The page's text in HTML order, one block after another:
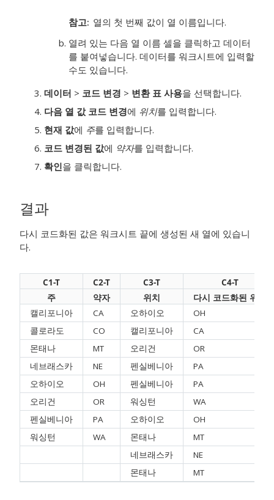
참고 열의 첫 번째 값이 열 이름입니다.
열려 있는 다음 열 이름 셀을 클릭하고 데이터
를 붙여넣습니다. 데이터를 워크시트에 입력할
수도 있습니다.
데이터 > 코드 변경 > 변환 표 사용을 선택합니다.
다음 열 값 코드 변경에 위치를 입력합니다.
현재 값에 주를 입력합니다.
코드 변경된 값에 약자를 입력합니다.
확인을 클릭합니다.
결과
다시 코드화된 값은 워크시트 끝에 생성된 새 열에 있습니
다.
C1-T C2-T C3-T
C4-T
주
약자 위치
다시 코드화된 위치
캘리포니아
CA 오하이오
OH
콜로라도
CO 캘리포니아
CA
몬태나
MT 오리건
OR
네브래스카
NE 펜실베니아
PA
오하이오
OH 펜실베니아
PA
오리건
OR 워싱턴
WA
펜실베니아
PA 오하이오
OH
워싱턴
WA 몬태나
MT
네브래스카
NE
몬태나
MT